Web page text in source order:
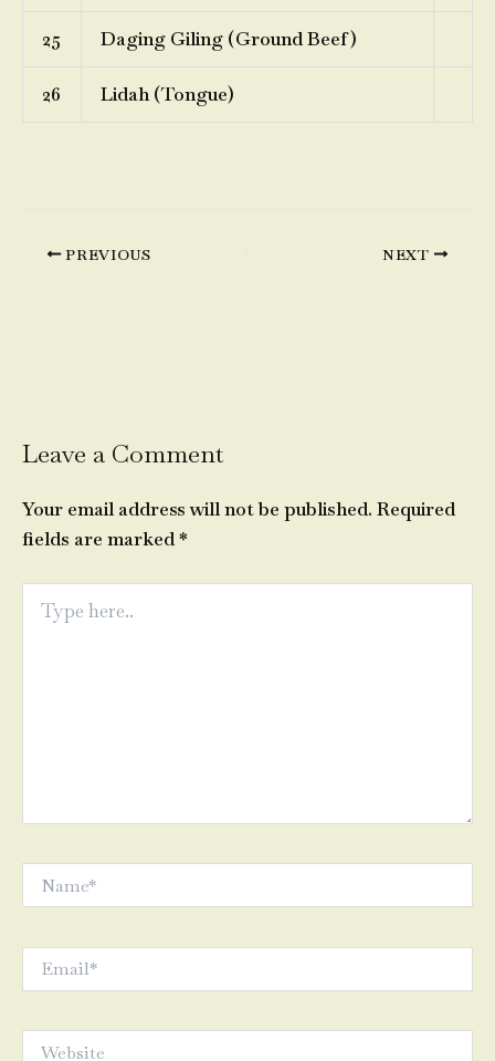
25 Daging Giling (Ground Beef)
26 Lidah (Tongue)
PREVIOUS NEXT
Leave a Comment
Your email address will not be published. Required
fields are marked*
here..